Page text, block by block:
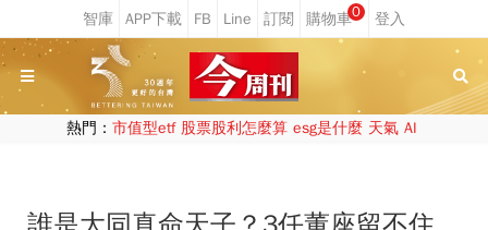
0
熱門： 市值型etf 股票股利怎麼算 esg是什麼 天氣 AI